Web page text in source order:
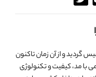
تاسیس گردید و از آن زمان تاکنون
با مد، کیفیت و تکنولوژی